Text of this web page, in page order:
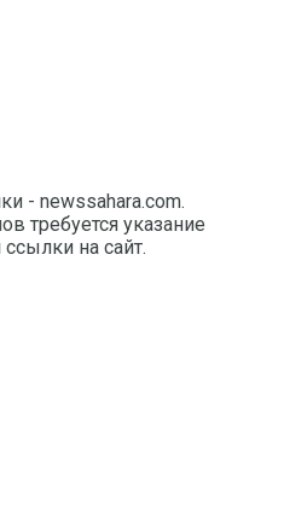
- newssahara.com.
требуется указание
на сайт.